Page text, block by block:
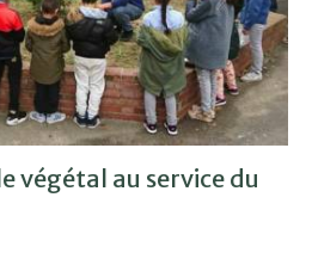
végétal au service du